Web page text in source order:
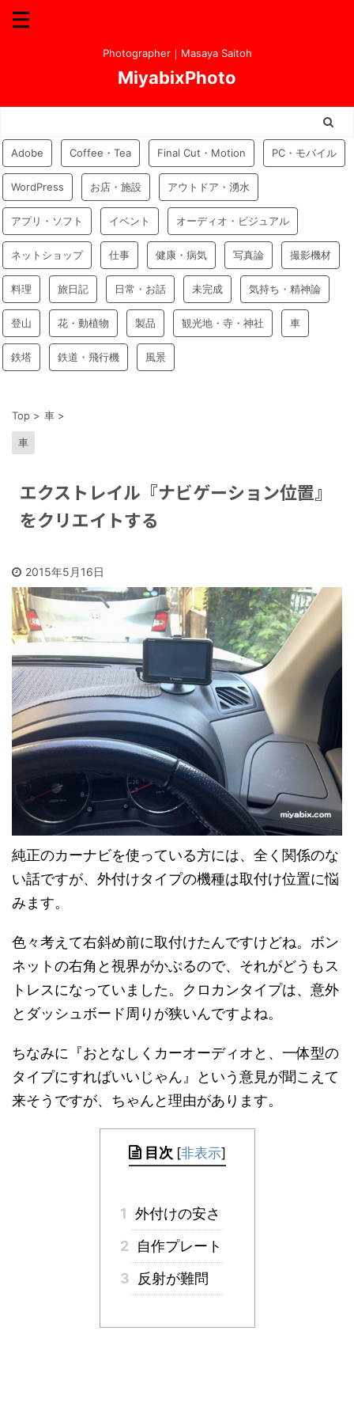
Photographer｜Masaya Saitoh
MiyabixPhoto
Adobe Coffee・Tea Final Cut・Motion PC・モバイル
WordPress お店・施設 アウトドア・湧水
アプリ・ソフト イベント オーディオ・ビジュアル
ネットショップ 仕事 健康・病気 写真論 撮影機材
料理 旅日記 日常・お話 未完成 気持ち・精神論
登山 花・動植物 製品 観光地・寺・神社 車
鉄塔 鉄道・飛行機 風景
Top > 車 >
車
エクストレイル『ナビゲーション位置』
をクリエイトする
2015年5月16日
純正のカーナビを使っている方には、全く関係のな
い話ですが、外付けタイプの機種は取付け位置に悩
みます。
色々考えて右斜め前に取付けたんですけどね。ボン
ネットの右角と視界がかぶるので、それがどうもス
トレスになっていました。クロカンタイプは、意外
とダッシュボード周りが狭いんですよね。
ちなみに『おとなしくカーオーディオと、一体型の
タイプにすればいいじゃん』という意見が聞こえて
来そうですが、ちゃんと理由があります。
目次 [非表示]
1 外付けの安さ
2
自作プレート
3
反射が難問